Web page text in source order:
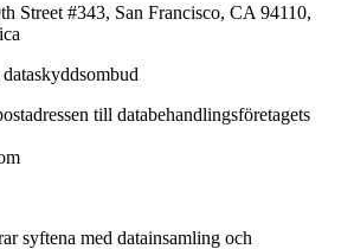
Street #343, San Francisco, CA 94110,
till databehandlingsföretagets
syftena med datainsamling och